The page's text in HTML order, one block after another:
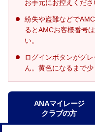
お手元にお控えくださ
紛失や盗難などで
るとAMCお客様番号
い。
ログインボタンがグ
ん。黄色になるまで少
ANAマイレージ
クラブの方